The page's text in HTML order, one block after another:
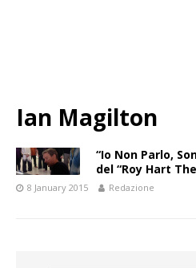
Ian Magilton
“Io Non Parlo,
del “Roy Hart
8 January 2015 Redazione